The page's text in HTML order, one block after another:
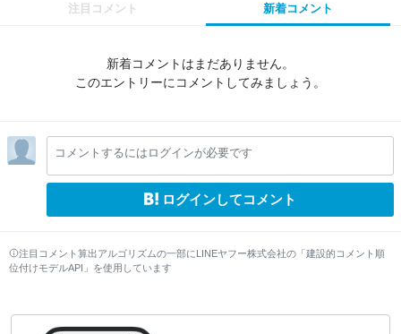
注目コメント 新着コメント
新着コメントはまだありません。
このエントリーにコメントしてみましょう。
コメントするにはログインが必要です
ログインしてコメント
注目コメント算出アルゴリズムの一部にLINEヤフー株式会社の「建設的コメント順
位付けモデルAPI」を使用しています